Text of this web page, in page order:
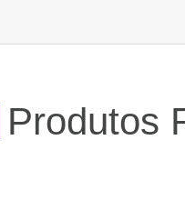
Produtos